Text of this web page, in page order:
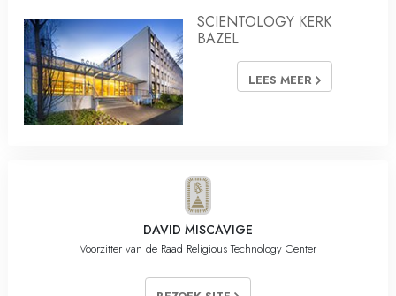
SCIENTOLOGY KERK
BAZEL
LEES MEER
DAVID MISCAVIGE
Voorzitter van de Raad Religious Technology Center